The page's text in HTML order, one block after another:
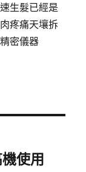
生髮已經是
疼痛天壤拆
密儀器
使用